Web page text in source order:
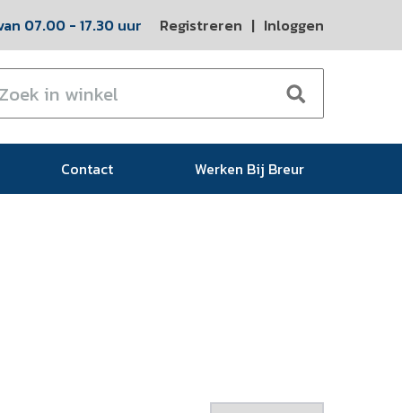
07.00 - 17.30 uur Registreren | Inloggen
Contact Werken Bij Breur